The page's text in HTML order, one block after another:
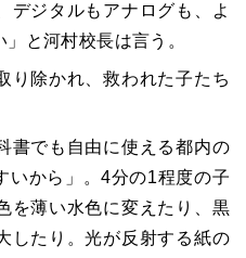
デジタルもアナログも、よ
と河村校長は言う。
り除かれ、救われた子たち
書でも自由に使える都内の
いから」。4分の1程度の子
を薄い水色に変えたり、黒
したり。光が反射する紙の